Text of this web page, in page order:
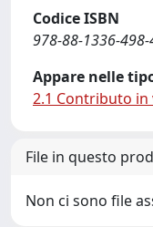
Codice ISBN
978-88-1336-498-
Appare nelle
2.1 Contributo in
File in questo
Non ci sono file